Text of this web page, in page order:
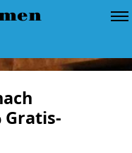
Gratis-